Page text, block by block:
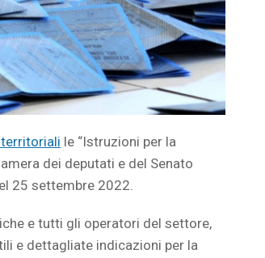
le “Istruzioni per la
dei deputati e del Senato
25 settembre 2022.
e tutti gli operatori del settore,
e dettagliate indicazioni per la